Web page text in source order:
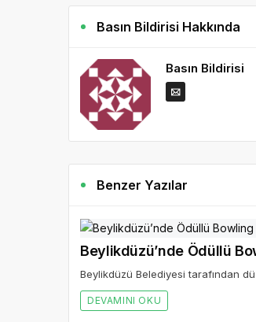
Basın Bildirisi Hakkında
Basın Bildirisi
Benzer Yazılar
Beylikdüzü’nde Ödüllü
Beylikdüzü Belediyesi tarafından
DEVAMINI OKU